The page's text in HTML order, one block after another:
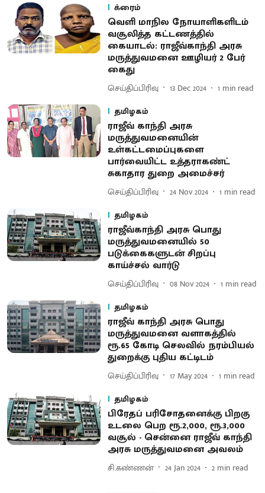
க்ரைம்
வெளி மாநில நோயாளிகளிடம்
வசூலித்த கட்டணத்தில்
கையாடல்: ராஜீவ்காந்தி அரசு
மருத்துவமனை ஊழியர் 2 பேர்
கைது
செய்திப்பிரிவு 13 Dec 2024 1 min read
தமிழகம்
ராஜீவ் காந்தி அரசு
மருத்துவமனையின்
உள்கட்டமைப்புகளை
பார்வையிட்ட உத்தராகண்ட்
சுகாதார துறை அமைச்சர்
செய்திப்பிரிவு 24 Nov 2024 1 min read
தமிழகம்
ராஜீவ்காந்தி அரசு பொது
மருத்துவமனையில் 50
படுக்கைகளுடன் சிறப்பு
காய்ச்சல் வார்டு
செய்திப்பிரிவு 08 Nov 2024 1 min read
தமிழகம்
ராஜீவ் காந்தி அரசு பொது
மருத்துவமனை வளாகத்தில்
ரூ.65 கோடி செலவில் நரம்பியல்
துறைக்கு புதிய கட்டிடம்
செய்திப்பிரிவு 17 May 2024 1 min read
தமிழகம்
பிரேதப் பரிசோதனைக்கு பிறகு
உடலை பெற ரூ.2,000, ரூ.3,000
வசூல் - சென்னை ராஜீவ் காந்தி
அரசு மருத்துவமனை அவலம்
சி.கண்ணன் 24 Jan 2024 2 min read